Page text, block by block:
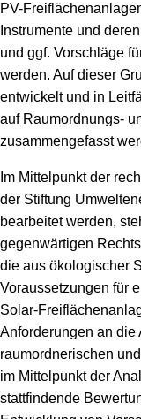
PV-
Instrumente und
und ggf. Vorschläge
werden. Auf dieser
entwickelt und in
auf Raumordnungs-
zusammengefasst
Im Mittelpunkt der
der Stiftung
bearbeitet werden,
gegenwärtigen
die aus ökologischer
Voraussetzungen für
Solar-
Anforderungen an die
raumordnerischen
im Mittelpunkt der
stattfindende